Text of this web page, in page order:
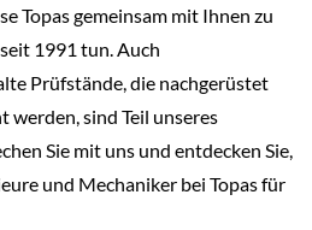
Topas gemeinsam mit Ihnen zu
1991 tun. Auch
Prüfstände, die nachgerüstet
werden, sind Teil unseres
Sie mit uns und entdecken Sie,
und Mechaniker bei Topas für